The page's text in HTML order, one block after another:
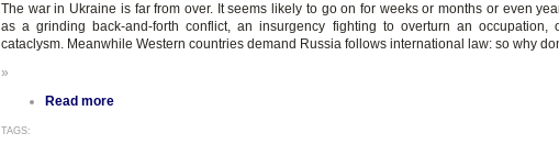
The war in Ukraine is far from over. It seems likely to go on for weeks or months or even
as a grinding back-and-forth conflict, an insurgency fighting to overturn an occupation,
cataclysm. Meanwhile Western countries demand Russia follows international law: so why
»
Read more
TAGS: